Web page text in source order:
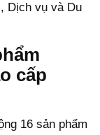
Dịch vụ và Du
cấp
16 sản phẩm